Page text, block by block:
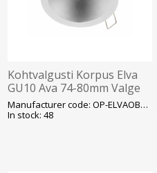
Kohtvalgusti Korpus Elva
GU10 Ava 74-80mm Valge
GTV
Manufacturer code: OP-ELVAOBB-10
In stock: 48